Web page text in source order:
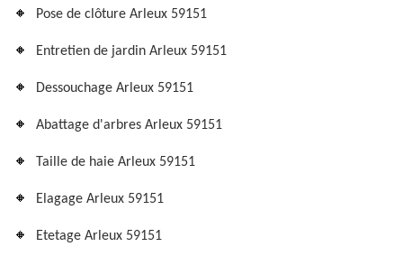
Pose de clôture Arleux 59151
Entretien de jardin Arleux 59151
Dessouchage Arleux 59151
Abattage d'arbres Arleux 59151
Taille de haie Arleux 59151
Elagage Arleux 59151
Etetage Arleux 59151